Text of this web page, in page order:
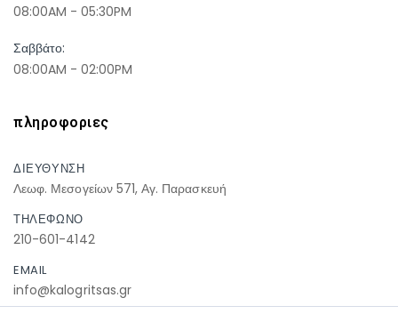
08:00AM - 05:30PM
Σαββάτο:
08:00AM - 02:00PM
πληροφοριες
ΔΙΕΥΘΥΝΣΗ
Λεωφ. Μεσογείων 571, Αγ. Παρασκευή
ΤΗΛΕΦΩΝΟ
210-601-4142
EMAIL
info@kalogritsas.gr